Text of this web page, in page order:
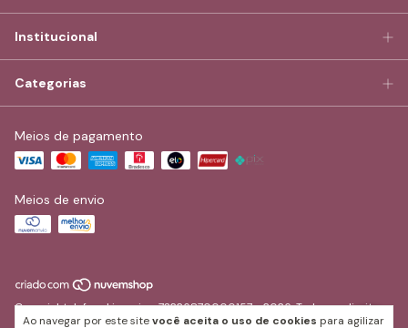
Ao navegar por este sitevocê aceita o uso de cookies para agilizar
Institucional
Categorias
Meios de pagamento
Meios de envio
Copyright Jufran Lingerie - 73226870000157 - 2026. Todos os direitos
reservados.